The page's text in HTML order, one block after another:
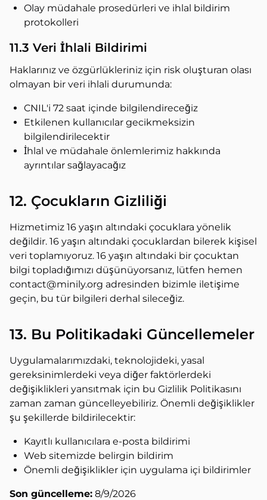
Olay müdahale prosedürleri ve ihlal bildirim
protokolleri
11.3 Veri İhlali Bildirimi
Haklarınız ve özgürlükleriniz için risk oluşturan olası
olmayan bir veri ihlali durumunda:
CNIL'i 72 saat içinde bilgilendireceğiz
Etkilenen kullanıcılar gecikmeksizin
bilgilendirilecektir
İhlal ve müdahale önlemlerimiz hakkında
ayrıntılar sağlayacağız
12. Çocukların Gizliliği
Hizmetimiz 16 yaşın altındaki çocuklara yönelik
değildir. 16 yaşın altındaki çocuklardan bilerek kişisel
veri toplamıyoruz. 16 yaşın altındaki bir çocuktan
bilgi topladığımızı düşünüyorsanız, lütfen hemen
contact@minily.org adresinden bizimle iletişime
geçin, bu tür bilgileri derhal sileceğiz.
13. Bu Politikadaki Güncellemeler
Uygulamalarımızdaki, teknolojideki, yasal
gereksinimlerdeki veya diğer faktörlerdeki
değişiklikleri yansıtmak için bu Gizlilik Politikasını
zaman zaman güncelleyebiliriz. Önemli değişiklikler
şu şekillerde bildirilecektir:
Kayıtlı kullanıcılara e-posta bildirimi
Web sitemizde belirgin bildirim
Önemli değişiklikler için uygulama içi bildirimler
Son güncelleme: 8/9/2026